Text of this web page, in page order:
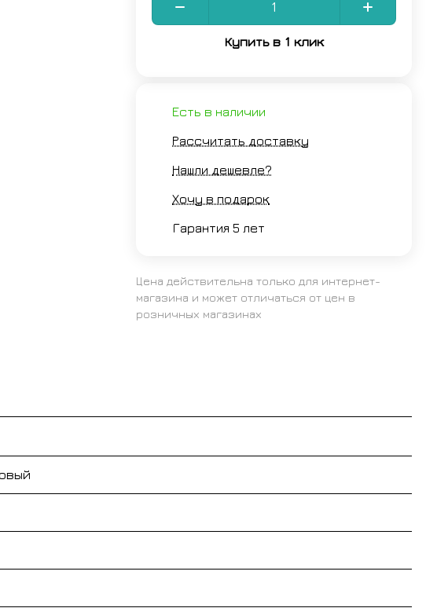
Купить в 1 клик
Есть в наличии
Рассчитать доставку
Нашли дешевле?
Хочу в подарок
Гарантия 5 лет
Цена действительна только для интернет-
магазина и может отличаться от цен в
розничных магазинах